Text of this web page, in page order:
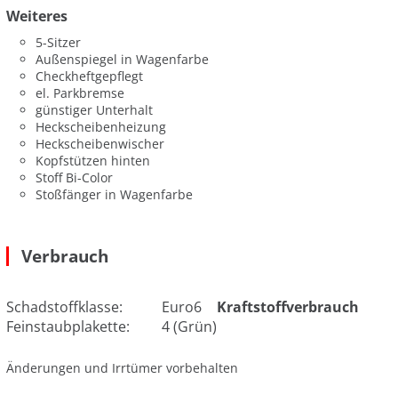
Weiteres
5-Sitzer
Außenspiegel in Wagenfarbe
Checkheftgepflegt
el. Parkbremse
günstiger Unterhalt
Heckscheibenheizung
Heckscheibenwischer
Kopfstützen hinten
Stoff Bi-Color
Stoßfänger in Wagenfarbe
Verbrauch
Schadstoffklasse:
Euro6
Feinstaubplakette:
4 (Grün)
Kraftstoffverbrauch
Änderungen und Irrtümer vorbehalten